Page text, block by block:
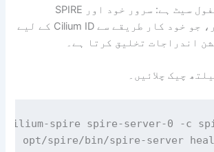
ساتھ ایک اسٹیٹفول سیٹ ہے: سرور خود اور SPIRE
کنٹرولر مینیجر، جو خود کار طریقے سے Cilium ID کے لیے
اندراجات تخلیق کرتا ہے۔